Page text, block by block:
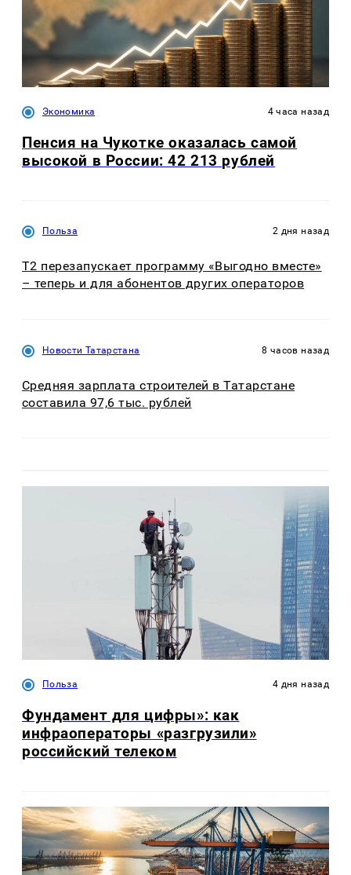
Экономика 4 часа назад
Пенсия на Чукотке оказалась самой
высокой в России: 42 213 рублей
Польза 2 дня назад
Т2 перезапускает программу «Выгодно вместе»
– теперь и для абонентов других операторов
Новости Татарстана 8 часов назад
Средняя зарплата строителей в Татарстане
составила 97,6 тыс. рублей
Польза 4 дня назад
Фундамент для цифры»: как
инфраоператоры «разгрузили»
российский телеком